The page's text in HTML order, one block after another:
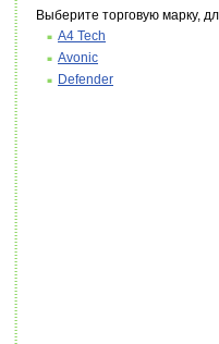
Выберите торговую марку,
A4 Tech
Avonic
Defender